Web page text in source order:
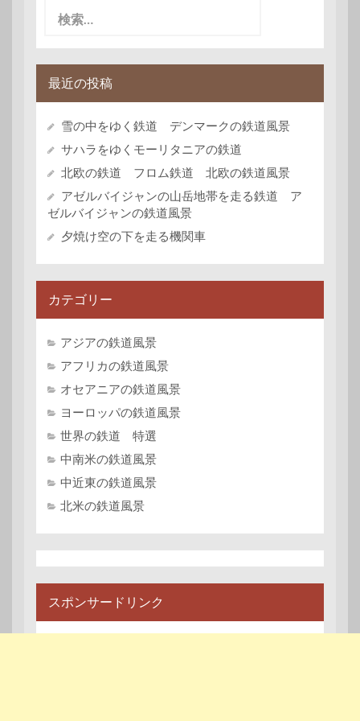
最近の投稿
雪の中をゆく鉄道 デンマークの鉄道風景
サハラをゆくモーリタニアの鉄道
北欧の鉄道 フロム鉄道 北欧の鉄道風景
アゼルバイジャンの山岳地帯を走る鉄道 ア
ゼルバイジャンの鉄道風景
夕焼け空の下を走る機関車
カテゴリー
アジアの鉄道風景
アフリカの鉄道風景
オセアニアの鉄道風景
ヨーロッパの鉄道風景
世界の鉄道 特選
中南米の鉄道風景
中近東の鉄道風景
北米の鉄道風景
スポンサードリンク